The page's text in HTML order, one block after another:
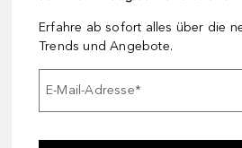
Erfahre ab sofort alles über die
Trends und Angebote.
E-Mail-Adresse*